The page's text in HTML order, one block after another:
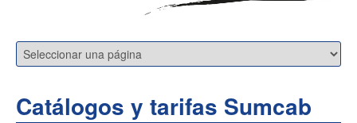
Catálogos y tarifas Sumcab